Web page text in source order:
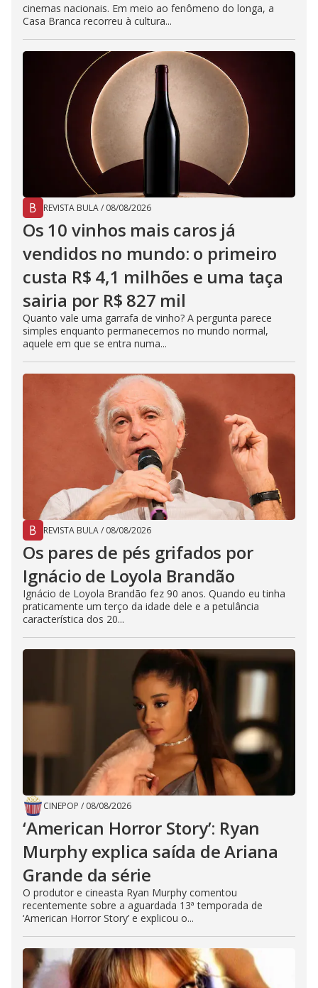
cinemas nacionais. Em meio ao fenômeno do longa, a
Casa Branca recorreu à cultura...
REVISTA BULA/ 08/08/2026
Os 10 vinhos mais caros já
vendidos no mundo: o primeiro
custa R$ 4,1 milhões e uma taça
sairia por R$ 827 mil
Quanto vale uma garrafa de vinho? A pergunta parece
simples enquanto permanecemos no mundo normal,
aquele em que se entra numa...
REVISTA BULA/ 08/08/2026
Os pares de pés grifados por
Ignácio de Loyola Brandão
Ignácio de Loyola Brandão fez 90 anos. Quando eu tinha
praticamente um terço da idade dele e a petulância
característica dos 20...
CINEPOP / 08/08/2026
‘American Horror Story’: Ryan
Murphy explica saída de Ariana
Grande da série
O produtor e cineasta Ryan Murphy comentou
recentemente sobre a aguardada 13ª temporada de
‘American Horror Story’ e explicou o...